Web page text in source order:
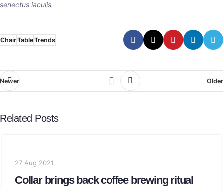
senectus iaculis.
ChairTableTrends
Newer Older
Related Posts
27 Aug 2021
Collar brings back coffee brewing ritual